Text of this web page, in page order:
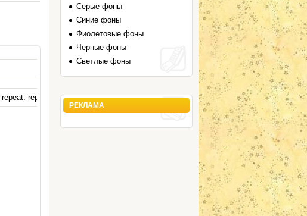
Серые фоны
Синие фоны
Фиолетовые фоны
Черные фоны
Светлые фоны
РЕКЛАМА